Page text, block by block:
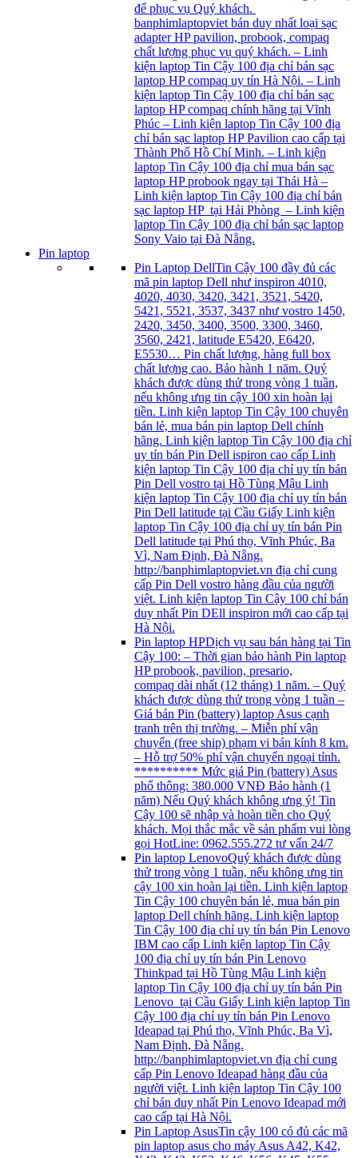
để phục vụ Quý khách.
banphimlaptopviet bán duy nhất loại sạc
adapter HP pavilion, probook, compaq
chất lượng phục vụ quý khách. – Linh
kiện laptop Tin Cậy 100 địa chỉ bán sạc
laptop HP compaq uy tín Hà Nội. – Linh
kiện laptop Tin Cậy 100 địa chỉ bán sạc
laptop HP compaq chính hãng tại Vĩnh
Phúc – Linh kiện laptop Tin Cậy 100 địa
chỉ bán sạc laptop HP Pavilion cao cấp tại
Thành Phố Hồ Chí Minh. – Linh kiện
laptop Tin Cậy 100 địa chỉ mua bán sạc
laptop HP probook ngay tại Thái Hà –
Linh kiện laptop Tin Cậy 100 địa chỉ bán
sạc laptop HP tại Hải Phòng – Linh kiện
laptop Tin Cậy 100 địa chỉ bán sạc laptop
Sony Vaio tại Đà Nẵng.
Pin laptop
Pin Laptop DellTin Cậy 100 đầy đủ các
mã pin laptop Dell như inspiron 4010,
4020, 4030, 3420, 3421, 3521, 5420,
5421, 5521, 3537, 3437 như vostro 1450,
2420, 3450, 3400, 3500, 3300, 3460,
3560, 2421, latitude E5420, E6420,
E5530… Pin chất lượng, hàng full box
chất lượng cao. Bảo hành 1 năm. Quý
khách được dùng thử trong vòng 1 tuần,
nếu không ưng tin cậy 100 xin hoàn lại
tiền. Linh kiện laptop Tin Cậy 100 chuyên
bán lẻ, mua bán pin laptop Dell chính
hãng. Linh kiện laptop Tin Cậy 100 địa chỉ
uy tín bán Pin Dell ispiron cao cấp Linh
kiện laptop Tin Cậy 100 địa chỉ uy tín bán
Pin Dell vostro tại Hồ Tùng Mậu Linh
kiện laptop Tin Cậy 100 địa chỉ uy tín bán
Pin Dell latitude tại Cầu Giấy Linh kiện
laptop Tin Cậy 100 địa chỉ uy tín bán Pin
Dell latitude tại Phú thọ, Vĩnh Phúc, Ba
Vì, Nam Định, Đà Nẵng.
http://banphimlaptopviet.vn địa chỉ cung
cấp Pin Dell vostro hàng đầu của người
việt. Linh kiện laptop Tin Cậy 100 chỉ bán
duy nhất Pin DEll inspiron mới cao cấp tại
Hà Nội.
Pin laptop HPDịch vụ sau bán hàng tại Tin
Cậy 100: – Thời gian bảo hành Pin laptop
HP probook, pavilion, presario,
compaq dài nhất (12 tháng) 1 năm. – Quý
khách được dùng thử trong vòng 1 tuần –
Giá bán Pin (battery) laptop Asus cạnh
tranh trên thị trường. – Miễn phí vận
chuyển (free ship) phạm vi bán kính 8 km.
– Hỗ trợ 50% phí vận chuyển ngoại tỉnh.
********** Mức giá Pin (battery) Asus
phổ thông: 380.000 VNĐ Bảo hành (1
năm) Nếu Quý khách không ưng ý! Tin
Cậy 100 sẽ nhập và hoàn tiền cho Quý
khách. Mọi thắc mắc về sản phẩm vui lòng
gọi HotLine: 0962.555.272 tư vấn 24/7
Pin laptop LenovoQuý khách được dùng
thử trong vòng 1 tuần, nếu không ưng tin
cậy 100 xin hoàn lại tiền. Linh kiện laptop
Tin Cậy 100 chuyên bán lẻ, mua bán pin
laptop Dell chính hãng. Linh kiện laptop
Tin Cậy 100 địa chỉ uy tín bán Pin Lenovo
IBM cao cấp Linh kiện laptop Tin Cậy
100 địa chỉ uy tín bán Pin Lenovo
Thinkpad tại Hồ Tùng Mậu Linh kiện
laptop Tin Cậy 100 địa chỉ uy tín bán Pin
Lenovo tại Cầu Giấy Linh kiện laptop Tin
Cậy 100 địa chỉ uy tín bán Pin Lenovo
Ideapad tại Phú thọ, Vĩnh Phúc, Ba Vì,
Nam Định, Đà Nẵng.
http://banphimlaptopviet.vn địa chỉ cung
cấp Pin Lenovo Ideapad hàng đầu của
người việt. Linh kiện laptop Tin Cậy 100
chỉ bán duy nhất Pin Lenovo Ideapad mới
cao cấp tại Hà Nội.
Pin Laptop AsusTin cậy 100 có đủ các mã
pin laptop asus cho máy Asus A42, K42,